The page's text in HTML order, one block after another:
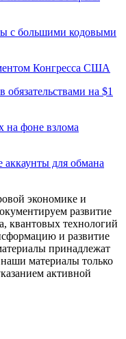
с большими кодовыми
Конгресса США
на $1
на фоне взлома
для обмана
экономике и
развитие
квантовых технологий
и развитие
принадлежат
материалы только
активной